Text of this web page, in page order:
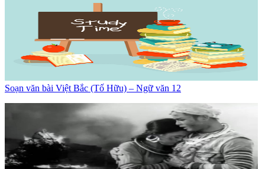
Soạn văn bài Việt Bắc (Tố Hữu) – Ngữ văn 12